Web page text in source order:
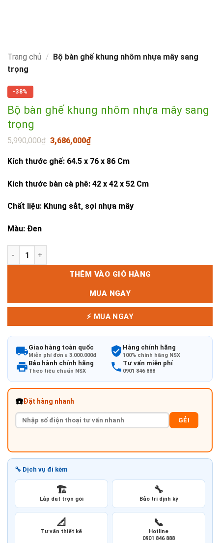
Trang chủ / Bộ bàn ghế khung nhôm nhựa mây sang
trọng
-38%
Bộ bàn ghế khung nhôm nhựa mây sang
trọng
5,990,000₫ Giá
gốc
là:
5,990,000₫.
3,686,000₫Giá
hiện
tại
là:
Kích thước ghế: 64.5 x 76 x 86 Cm
Kích thước bàn cà phê: 42 x 42 x 52 Cm
Chất liệu: Khung sắt, sợi nhựa mây
Màu: Đen
Bộ bàn ghế khung nhôm nhựa mây sang trọng số lượng
THÊM VÀO GIỎ HÀNG
MUA NGAY
⚡ MUA NGAY
Giao hàng toàn quốc
Miễn phí đơn ≥ 3.000.000đ
Hàng chính hãng
100% chính hãng NSX
Bảo hành chính hãng
Theo tiêu chuẩn NSX
Tư vấn miễn phí
0901 846 888
☎️Đặt hàng nhanh
GẺI
🔧 Dịch vụ đi kèm
🏗️
Lắp đặt trọn gói
🔧
Bảo trì định kỳ
📐
Tư vấn thiết kế
📞
Hotline
0901 846 888